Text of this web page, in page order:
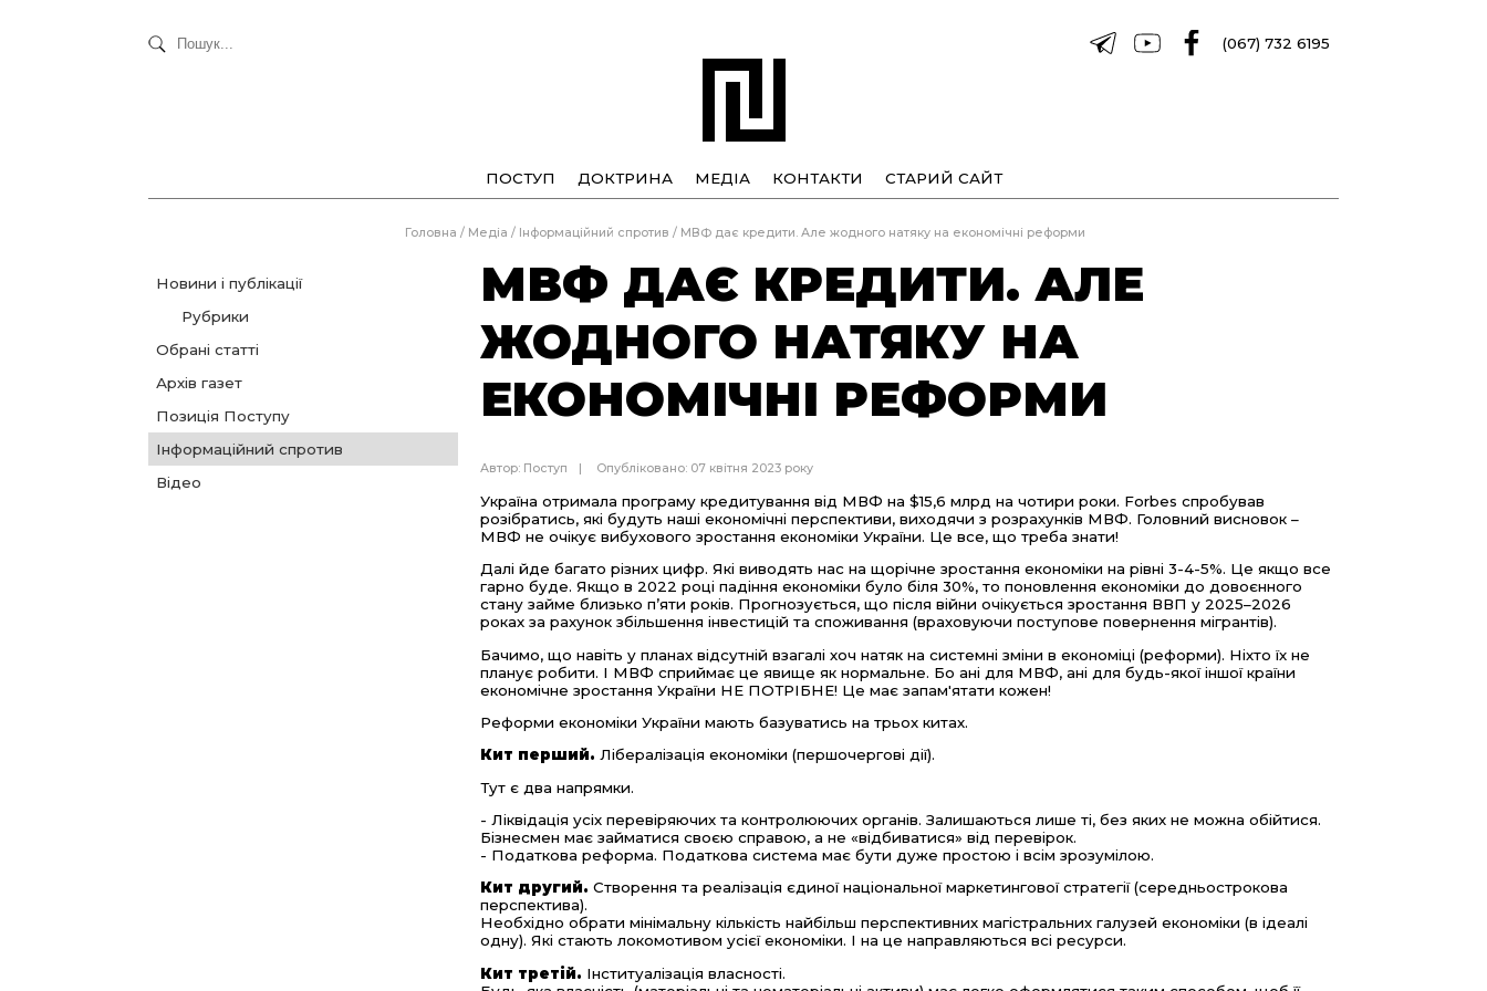
(067) 732 6195
ПОСТУП ДОКТРИНА МЕДІА КОНТАКТИ СТАРИЙ САЙТ
Головна / Медіа / Інформаційний спротив / МВФ дає кредити. Але жодного натяку на економічні реформи
Новини і публікації
Рубрики
Обрані статті
Архів газет
Позиція Поступу
Інформаційний спротив
Відео
МВФ ДАЄ КРЕДИТИ. АЛЕ
ЖОДНОГО НАТЯКУ НА
ЕКОНОМІЧНІ РЕФОРМИ
Автор: Поступ Опубліковано: 07 квітня 2023 року
Україна отримала програму кредитування від МВФ на $15,6 млрд на чотири роки. Forbes спробував
розібратись, які будуть наші економічні перспективи, виходячи з розрахунків МВФ. Головний висновок –
МВФ не очікує вибухового зростання економіки України. Це все, що треба знати!
Далі йде багато різних цифр. Які виводять нас на щорічне зростання економіки на рівні 3-4-5%. Це якщо все
гарно буде. Якщо в 2022 році падіння економіки було біля 30%, то поновлення економіки до довоєнного
стану займе близько п’яти років. Прогнозується, що після війни очікується зростання ВВП у 2025–2026
роках за рахунок збільшення інвестицій та споживання (враховуючи поступове повернення мігрантів).
Бачимо, що навіть у планах відсутній взагалі хоч натяк на системні зміни в економіці (реформи). Ніхто їх не
планує робити. І МВФ сприймає це явище як нормальне. Бо ані для МВФ, ані для будь-якої іншої країни
економічне зростання України НЕ ПОТРІБНЕ! Це має запам'ятати кожен!
Реформи економіки України мають базуватись на трьох китах.
Кит перший. Лібералізація економіки (першочергові дії).
Тут є два напрямки.
- Ліквідація усіх перевіряючих та контролюючих органів. Залишаються лише ті, без яких не можна обійтися.
Бізнесмен має займатися своєю справою, а не «відбиватися» від перевірок.
- Податкова реформа. Податкова система має бути дуже простою і всім зрозумілою.
Кит другий. Створення та реалізація єдиної національної маркетингової стратегії (середньострокова
перспектива).
Необхідно обрати мінімальну кількість найбільш перспективних магістральних галузей економіки (в ідеалі
одну). Які стають локомотивом усієї економіки. І на це направляються всі ресурси.
Кит третій. Інституалізація власності.